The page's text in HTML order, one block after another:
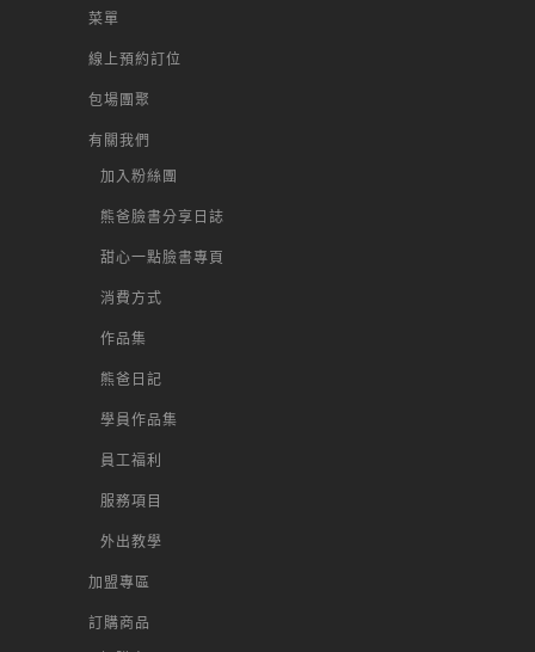
菜單
線上預約訂位
包場團聚
有關我們
加入粉絲團
熊爸臉書分享日誌
甜心一點臉書專頁
消費方式
作品集
熊爸日記
學員作品集
員工福利
服務項目
外出教學
加盟專區
訂購商品